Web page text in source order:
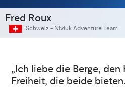
Fred Roux
Schweiz - Niviuk Adventure Team
„Ich liebe die Berge,
Freiheit, die beide